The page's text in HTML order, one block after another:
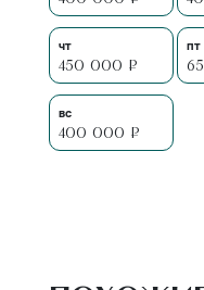
чт
450 000 ₽
пт
вс
400 000 ₽